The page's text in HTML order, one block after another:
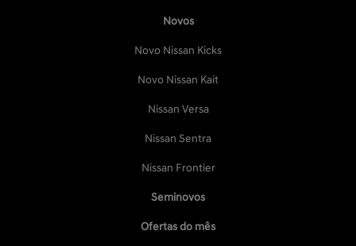
Novos
Novo Nissan Kicks
Novo Nissan Kait
Nissan Versa
Nissan Sentra
Nissan Frontier
Seminovos
Ofertas do mês